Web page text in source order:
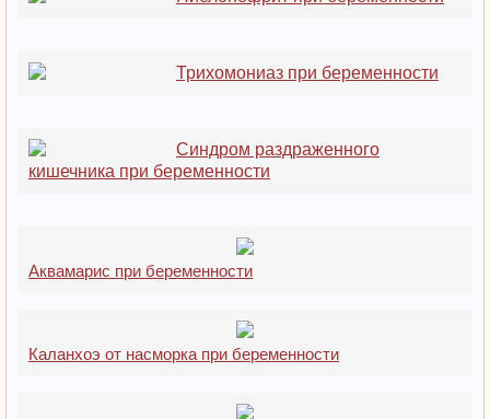
Трихомониаз при беременности
Синдром раздраженного
кишечника при беременности
Аквамарис при беременности
Каланхоэ от насморка при беременности